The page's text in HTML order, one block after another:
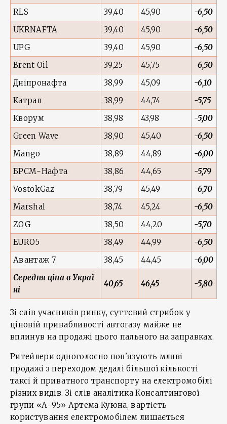
RLS
39,40 45,90
-6,50
UKRNAFTA
39,40 45,90
-6,50
UPG
39,40 45,90
-6,50
Brent Oil
39,25 45,75
-6,50
Дніпронафта
38,99 45,09
-6,10
Катрал
38,99 44,74
-5,75
Кворум
38,98 43,98
-5,00
Green Wave
38,90 45,40
-6,50
Mango
38,89 44,89
-6,00
БРСМ-Нафта
38,86 44,65
-5,79
VostokGaz
38,79 45,49
-6,70
Marshal
38,74 45,24
-6,50
ZOG
38,50 44,20
-5,70
EURO5
38,49 44,99
-6,50
Авантаж 7
38,45 44,45
-6,00
Середня ціна в Украї
ні
40,65 46,45 -5,80
Зі слів учасників ринку, суттєвий стрибок у
ціновій привабливості автогазу майже не
вплинув на продажі цього пального на заправках.
Ритейлери одноголосно пов'язують мляві
продажі з переходом дедалі більшої кількості
таксі й приватного транспорту на електромобілі
різних видів. Зі слів аналітика Консалтингової
групи «А-95» Артема Куюна, вартість
користування електромобілем лишається